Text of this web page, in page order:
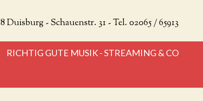
- Schauenstr. 31 - Tel. 02065 / 65913
RICHTIG GUTE MUSIK - STREAMING & CO